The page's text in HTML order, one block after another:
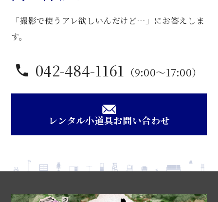
「撮影で使うアレ欲しいんだけど…」にお答えしま
す。
042-484-1161 （9:00〜17:00）
レンタル小道具お問い合わせ